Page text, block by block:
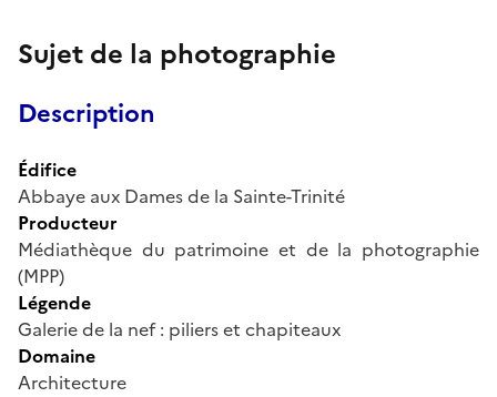
Sujet de la photographie
Description
Édifice
Abbaye aux Dames de la Sainte-Trinité
Producteur
Médiathèque du patrimoine et de la photographie
(MPP)
Légende
Galerie de la nef : piliers et chapiteaux
Domaine
Architecture